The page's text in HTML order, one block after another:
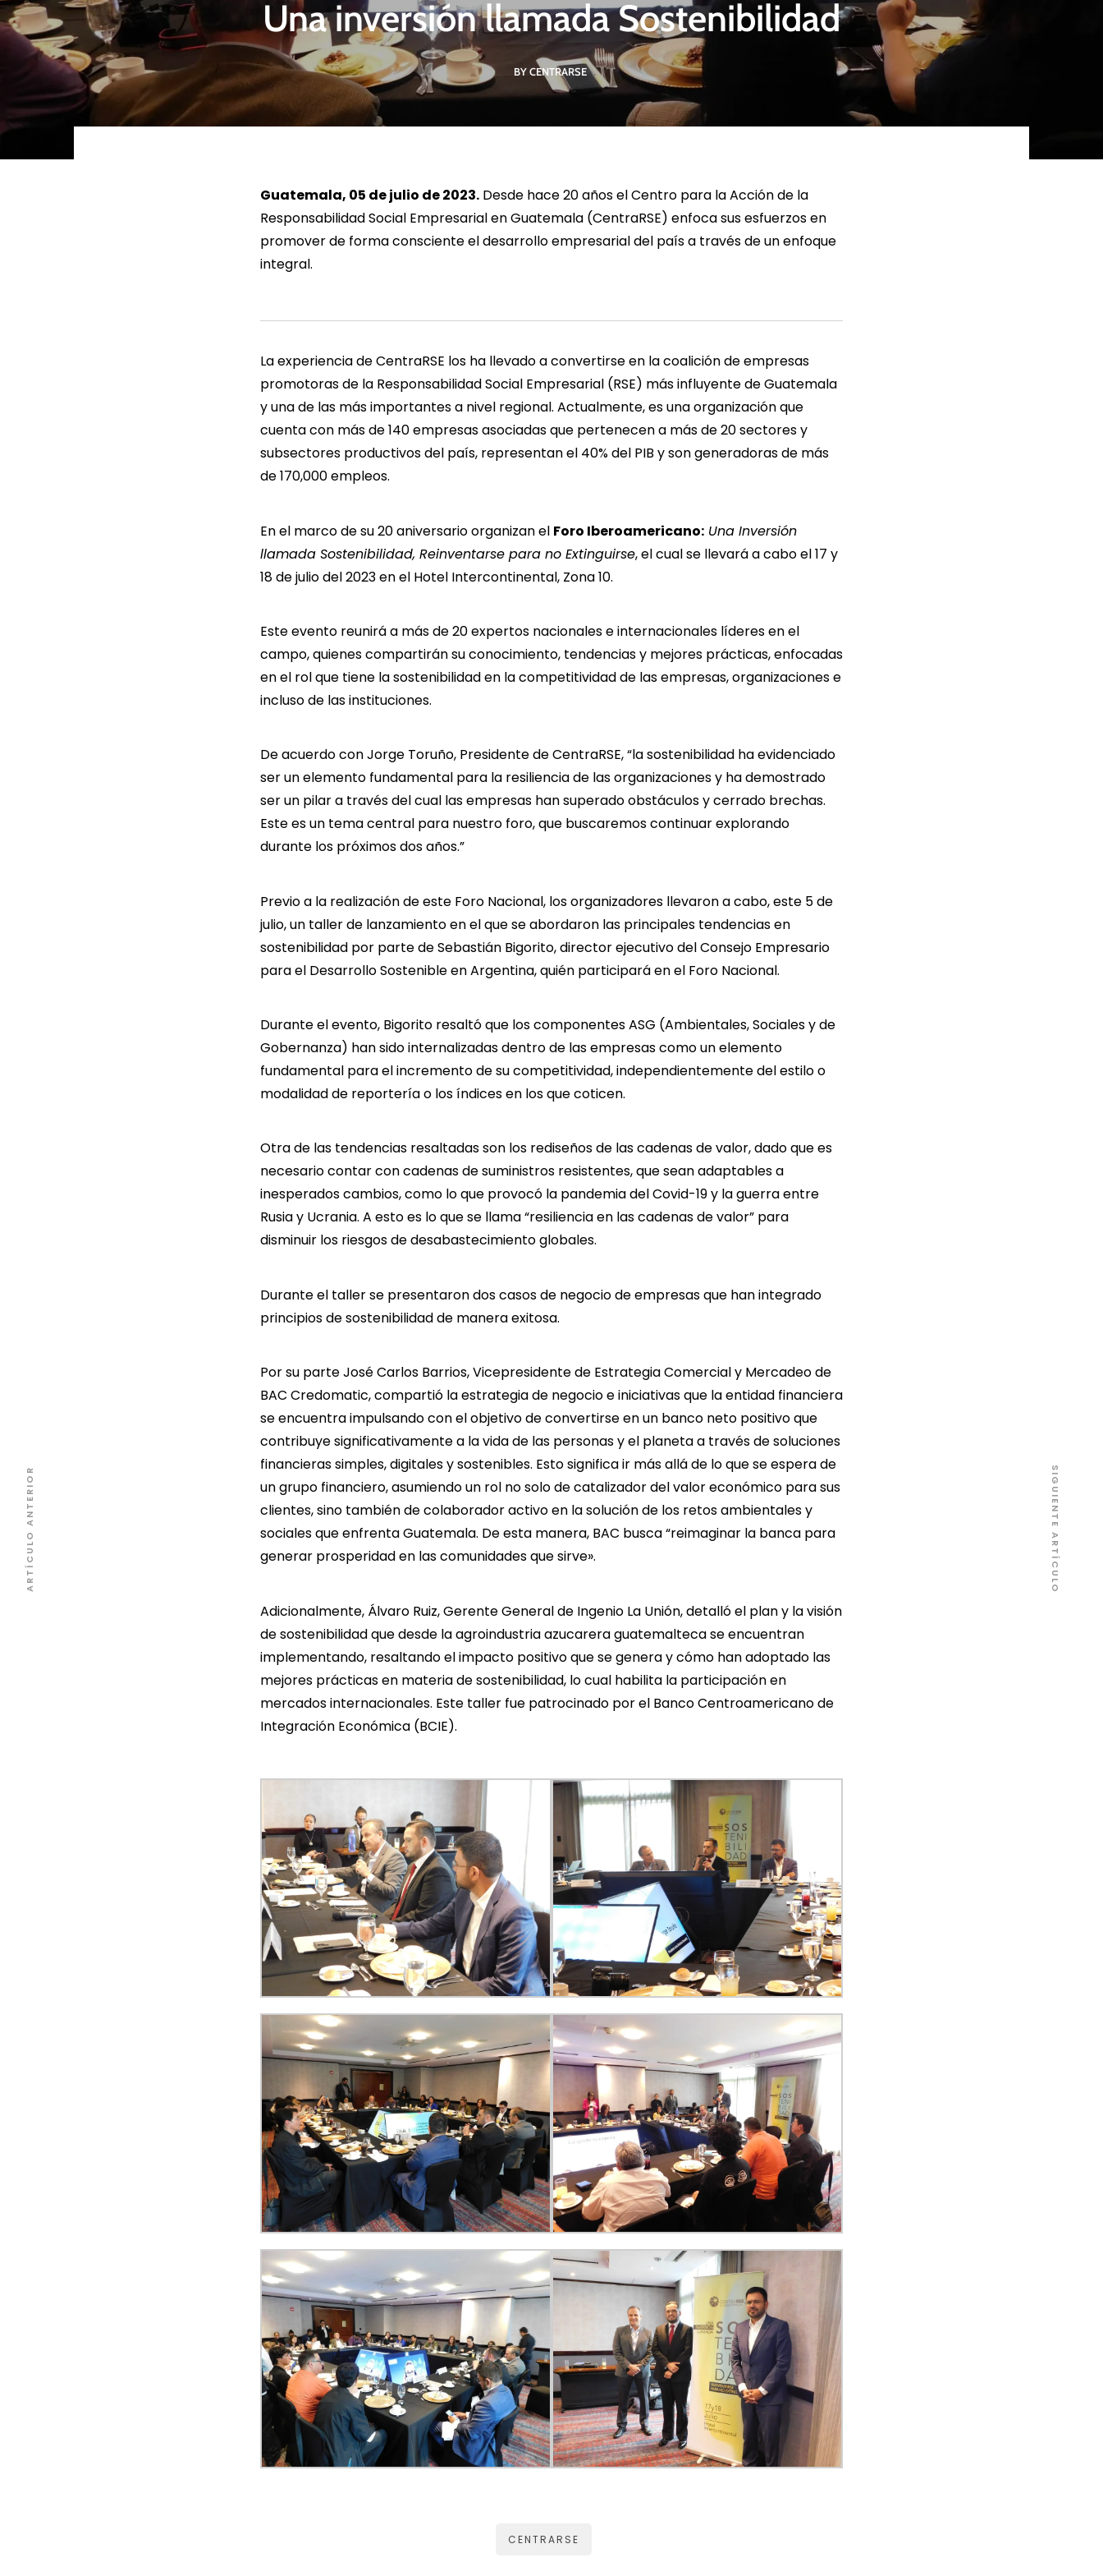
LEER MÁS LEER MÁS LEER MÁS
Una inversión llamada Sostenibilidad
BY CENTRARSE
Guatemala, 05 de julio de 2023.Desde hace 20 años el Centro para la Acción de la
Responsabilidad Social Empresarial en Guatemala (CentraRSE) enfoca sus esfuerzos en
promover de forma consciente el desarrollo empresarial del país a través de un enfoque
integral.
La experiencia de CentraRSE los ha llevado a convertirse en la coalición de empresas
promotoras de la Responsabilidad Social Empresarial (RSE) más influyente de Guatemala
y una de las más importantes a nivel regional. Actualmente, es una organización que
cuenta con más de 140 empresas asociadas que pertenecen a más de 20 sectores y
subsectores productivos del país, representan el 40% del PIB y son generadoras de más
de 170,000 empleos.
En el marco de su 20 aniversario organizan el Foro Iberoamericano:Una Inversión
llamada Sostenibilidad, Reinventarse para no Extinguirse, el cual se llevará a cabo el 17 y
18 de julio del 2023 en el Hotel Intercontinental, Zona 10.
Este evento reunirá a más de 20 expertos nacionales e internacionales líderes en el
campo, quienes compartirán su conocimiento, tendencias y mejores prácticas, enfocadas
en el rol que tiene la sostenibilidad en la competitividad de las empresas, organizaciones e
incluso de las instituciones.
De acuerdo con Jorge Toruño, Presidente de CentraRSE, “la sostenibilidad ha evidenciado
ser un elemento fundamental para la resiliencia de las organizaciones y ha demostrado
ser un pilar a través del cual las empresas han superado obstáculos y cerrado brechas.
Este es un tema central para nuestro foro, que buscaremos continuar explorando
durante los próximos dos años.”
Previo a la realización de este Foro Nacional, los organizadores llevaron a cabo, este 5 de
julio, un taller de lanzamiento en el que se abordaron las principales tendencias en
sostenibilidad por parte de Sebastián Bigorito, director ejecutivo del Consejo Empresario
para el Desarrollo Sostenible en Argentina, quién participará en el Foro Nacional.
Durante el evento, Bigorito resaltó que los componentes ASG (Ambientales, Sociales y de
Gobernanza) han sido internalizadas dentro de las empresas como un elemento
fundamental para el incremento de su competitividad, independientemente del estilo o
modalidad de reportería o los índices en los que coticen.
Otra de las tendencias resaltadas son los rediseños de las cadenas de valor, dado que es
necesario contar con cadenas de suministros resistentes, que sean adaptables a
inesperados cambios, como lo que provocó la pandemia del Covid-19 y la guerra entre
Rusia y Ucrania. A esto es lo que se llama “resiliencia en las cadenas de valor” para
disminuir los riesgos de desabastecimiento globales.
Durante el taller se presentaron dos casos de negocio de empresas que han integrado
principios de sostenibilidad de manera exitosa.
Por su parte José Carlos Barrios, Vicepresidente de Estrategia Comercial y Mercadeo de
BAC Credomatic, compartió la estrategia de negocio e iniciativas que la entidad financiera
se encuentra impulsando con el objetivo de convertirse en un banco neto positivo que
contribuye significativamente a la vida de las personas y el planeta a través de soluciones
financieras simples, digitales y sostenibles. Esto significa ir más allá de lo que se espera de
un grupo financiero, asumiendo un rol no solo de catalizador del valor económico para sus
clientes, sino también de colaborador activo en la solución de los retos ambientales y
sociales que enfrenta Guatemala. De esta manera, BAC busca “reimaginar la banca para
generar prosperidad en las comunidades que sirve».
Adicionalmente, Álvaro Ruiz, Gerente General de Ingenio La Unión, detalló el plan y la visión
de sostenibilidad que desde la agroindustria azucarera guatemalteca se encuentran
implementando, resaltando el impacto positivo que se genera y cómo han adoptado las
mejores prácticas en materia de sostenibilidad, lo cual habilita la participación en
mercados internacionales. Este taller fue patrocinado por el Banco Centroamericano de
Integración Económica (BCIE).
CENTRARSE
ARTÍCULO ANTERIOR SIGUIENTE ARTÍCULO